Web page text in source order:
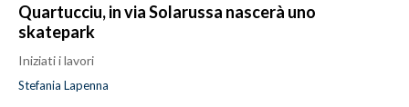
Quartucciu, in via Solarussa nascerà uno
skatepark
Iniziati i lavori
Stefania Lapenna